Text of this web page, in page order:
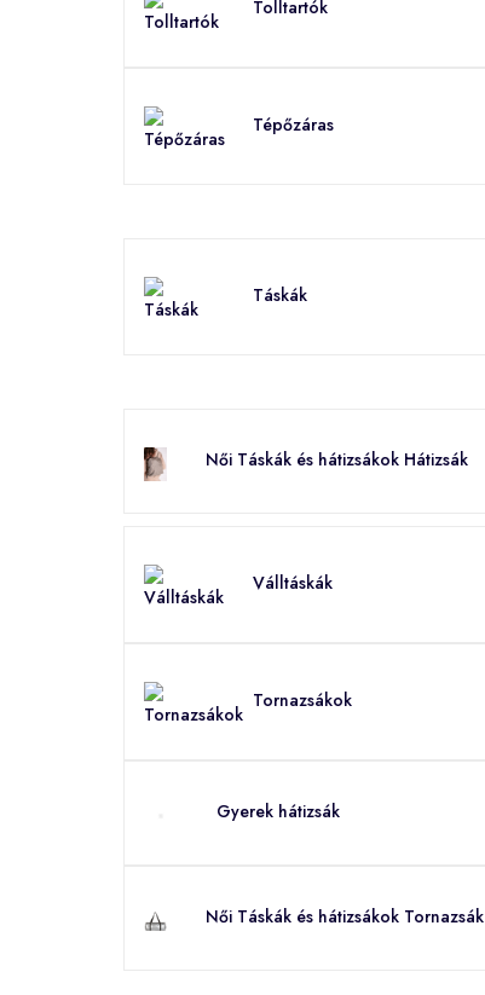
Tolltartók
Tépőzáras
Táskák
Női Táskák és hátizsákok Hátizsák
Válltáskák
Tornazsákok
Gyerek hátizsák
Női Táskák és hátizsákok Tornazsák